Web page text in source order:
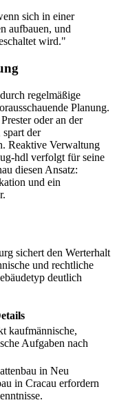
sich in einer
aufbauen, und
wird."
regelmäßige
Planung.
oder an der
der
Reaktive Verwaltung
hdl verfolgt für seine
diesen Ansatz:
und ein
sichert den Werterhalt
und rechtliche
deutlich
kaufmännische,
Aufgaben nach
in Neu
in Cracau erfordern